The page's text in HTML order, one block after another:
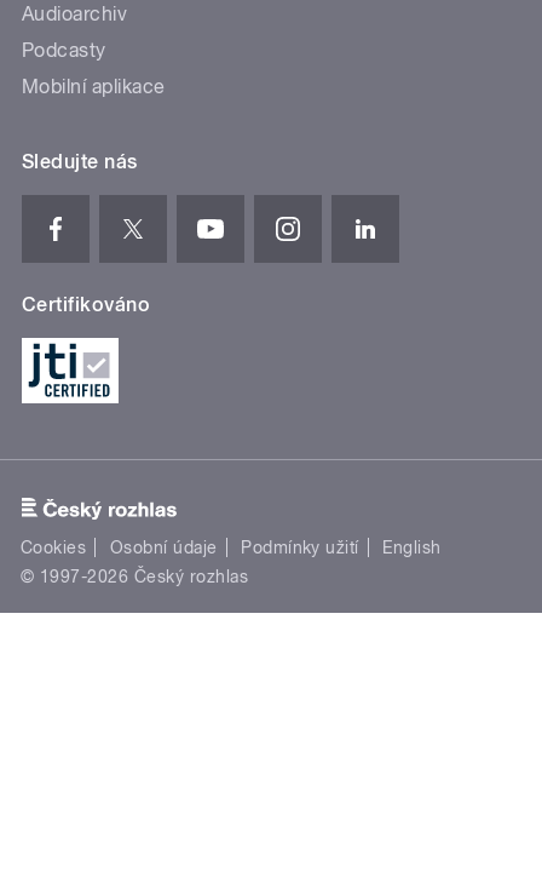
Audioarchiv
Podcasty
Mobilní aplikace
Sledujte nás
Certifikováno
Cookies Osobní údaje Podmínky užití
English
© 1997-2026 Český rozhlas